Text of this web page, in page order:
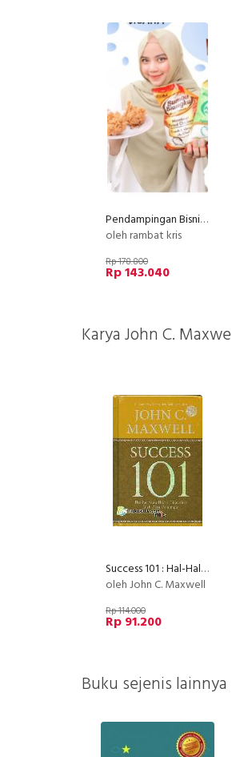
Pendampingan Bisnis Kuliner Krsipi
oleh rambat kris
Rp 178.800
Rp 143.040
Karya John C.
Success 101 : Hal-Hal yang Harus Diketahui Oleh Para Pemimpin
oleh John C. Maxwell
Rp 114.000
Rp 91.200
Buku sejenis lainnya